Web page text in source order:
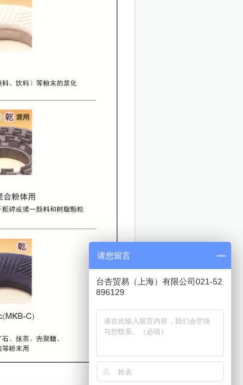
请您留言
台杏贸易（上海）有限公司021-52
896129